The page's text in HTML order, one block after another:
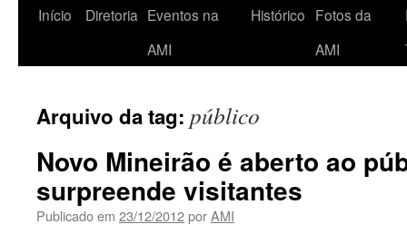
Início Diretoria Eventos na
AMI
Histórico Fotos da
AMI
Arquivo da tag: público
Novo Mineirão é aberto ao
surpreende visitantes
Publicado em 23/12/2012porAMI